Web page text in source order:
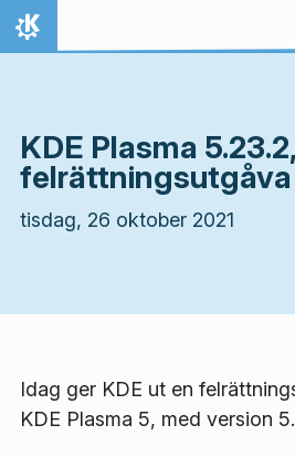
Gå till innehåll
Hem
KDE Plasma 5.23.2,
tisdag, 26 oktober 2021
Idag ger KDE ut en
KDE Plasma 5, med version